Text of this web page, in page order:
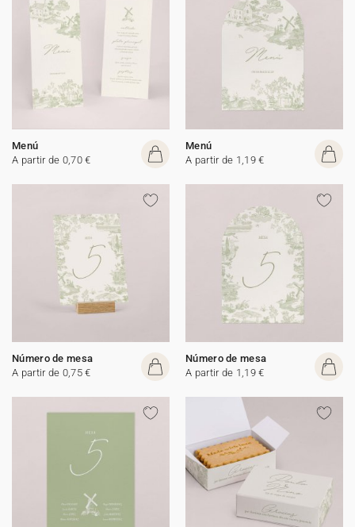
Menú
A partir de 0,70 €
Menú
A partir de 1,19 €
Número de mesa
A partir de 0,75 €
Número de mesa
A partir de 1,19 €